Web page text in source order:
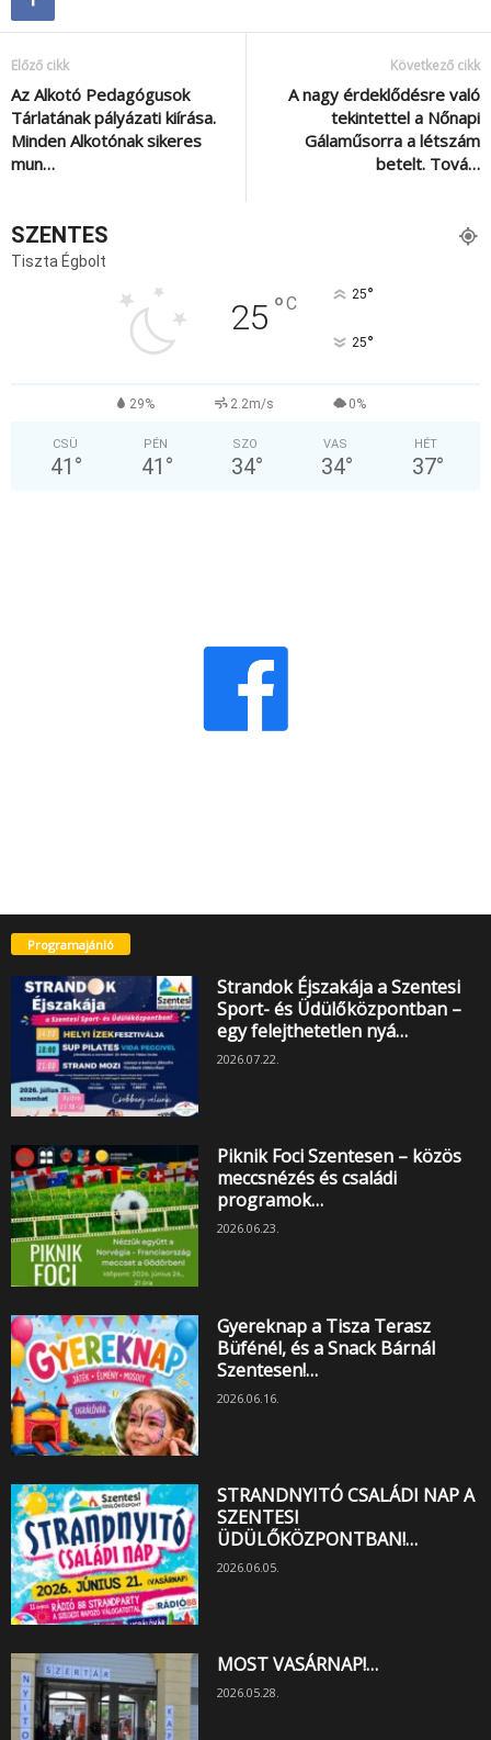
Előző cikk
Az Alkotó Pedagógusok
Tárlatának pályázati kiírása.
Minden Alkotónak sikeres
mun…
Következő cikk
A nagy érdeklődésre való
tekintettel a Nőnapi
Gálaműsorra a létszám
betelt. Tová…
SZENTES
Tiszta Égbolt
25 °C 25°
25°
29% 2.2m/s 0%
CSÜ
41 °
PÉN
41 °
SZO
34°
VAS
34°
HÉT
37°
Programajánló
Strandok Éjszakája a Szentesi
Sport- és Üdülőközpontban –
egy felejthetetlen nyá…
2026.07.22.
Piknik Foci Szentesen – közös
meccsnézés és családi
programok…
2026.06.23.
Gyereknap a Tisza Terasz
Büfénél, és a Snack Bárnál
Szentesen!…
2026.06.16.
STRANDNYITÓ CSALÁDI NAP A
SZENTESI
ÜDÜLŐKÖZPONTBAN!…
2026.06.05.
MOST VASÁRNAP!…
2026.05.28.